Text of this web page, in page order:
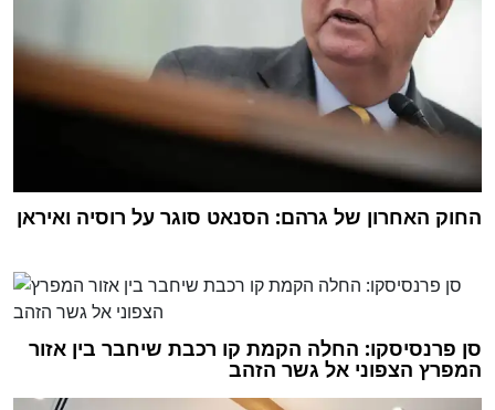
החוק האחרון של גרהם: הסנאט סוגר על רוסיה ואיראן
סן פרנסיסקו: החלה הקמת קו רכבת שיחבר בין אזור
המפרץ הצפוני אל גשר הזהב